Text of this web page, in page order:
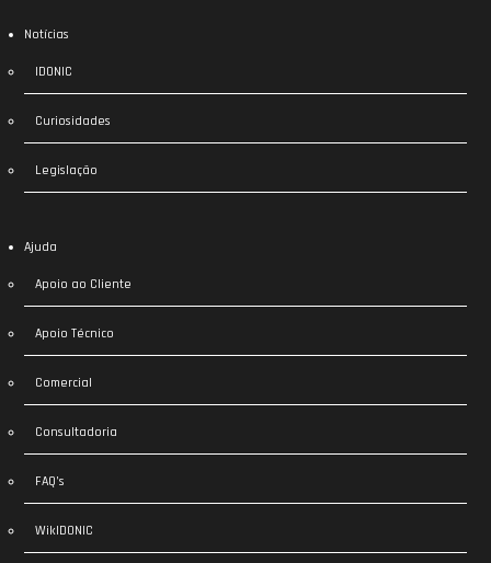
Notícias
IDONIC
Curiosidades
Legislação
Ajuda
Apoio ao Cliente
Apoio Técnico
Comercial
Consultadoria
FAQ’s
WikIDONIC